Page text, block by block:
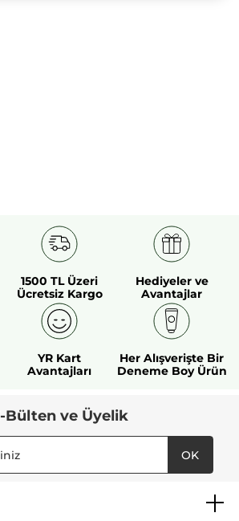
1500 TL Üzeri
Ücretsiz Kargo
Hediyeler ve
Avantajlar
YR Kart
Avantajları
Her Alışverişte Bir
Deneme Boy Ürün
E-Bülten ve Üyelik
OK